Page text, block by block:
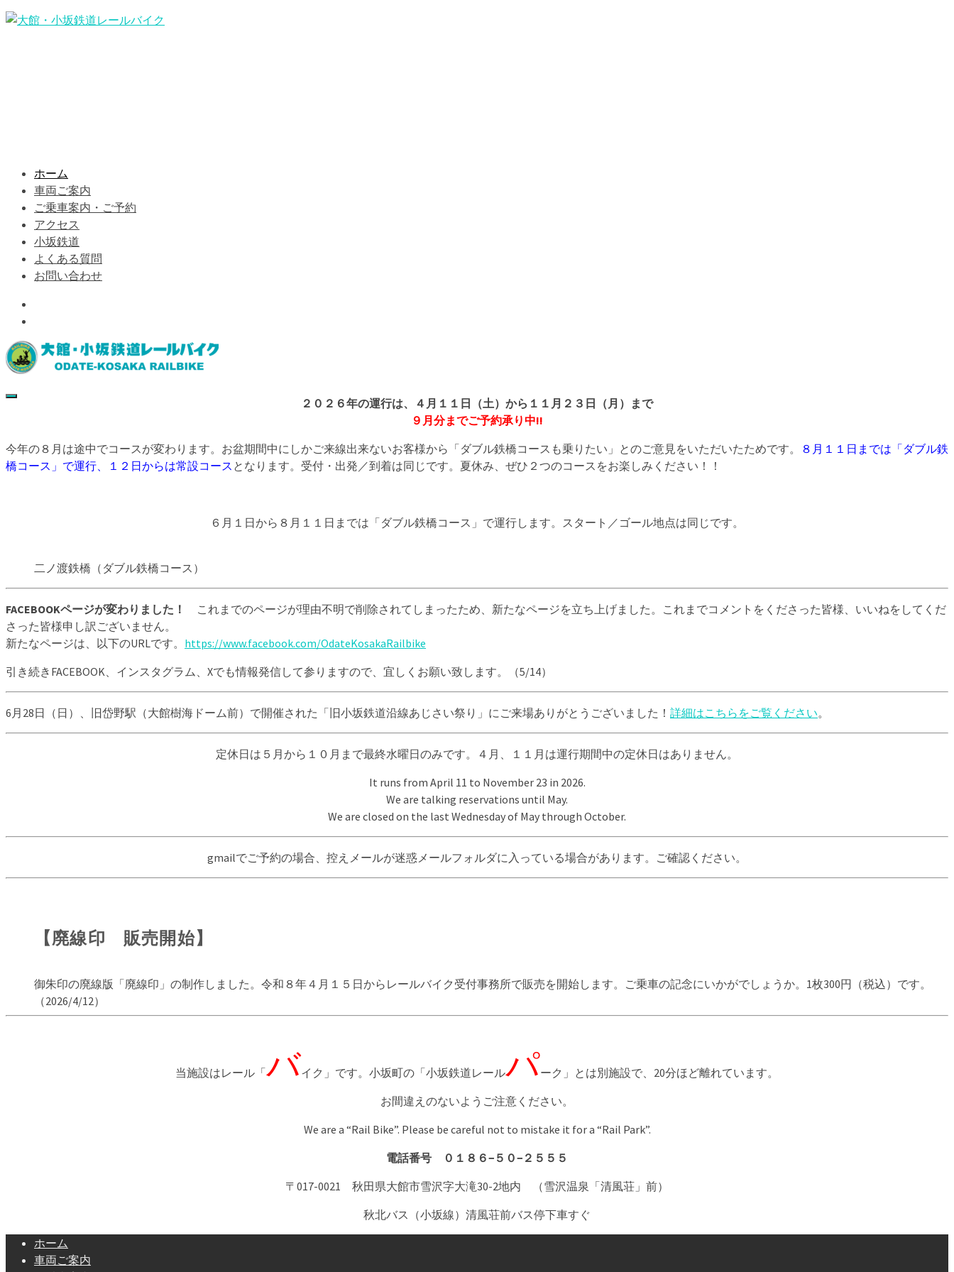
ホーム
車両ご案内
ご乗車案内・ご予約
アクセス
小坂鉄道
よくある質問
お問い合わせ
２０２６年の運行は、４月１１日（土）から１１月２３日（月）まで
９月分までご予約承り中!!
今年の８月は途中でコースが変わります。お盆期間中にしかご来線出来ないお客様から「ダブル鉄橋コースも乗りたい」とのご意見をいただいたためです。
８月１１日までは「ダブル鉄
橋コース」で運行、１２日からは常設コース となります。受付・出発／到着は同じです。夏休み、ぜひ２つのコースをお楽しみください！！
６月１日から８月１１日までは「ダブル鉄橋コース」で運行します。スタート／ゴール地点は同じです。
二ノ渡鉄橋（ダブル鉄橋コース）
FACEBOOKページが変わりました！
これまでのページが理由不明で削除されてしまったため、新たなページを立ち上げました。これまでコメントをくださった皆様、いいねをしてくだ
さった皆様申し訳ございません。
新たなページは、以下のURLです。 https://www.facebook.com/OdateKosakaRailbike
引き続きFACEBOOK、インスタグラム、Xでも情報発信して参りますので、宜しくお願い致します。（5/14）
6月28日（日）、旧岱野駅（大館樹海ドーム前）で開催された「旧小坂鉄道沿線あじさい祭り」にご来場ありがとうございました！ 詳細はこちらをご覧ください。
定休日は５月から１０月まで最終水曜日のみです。４月、１１月は運行期間中の定休日はありません。
It runs from April 11 to November 23 in 2026.
We are talking reservations until May.
We are closed on the last Wednesday of May through October.
gmailでご予約の場合、控えメールが迷惑メールフォルダに入っている場合があります。ご確認ください。
【廃線印 販売開始】
御朱印の廃線版「廃線印」の制作しました。令和８年４月１５日からレールバイク受付事務所で販売を開始します。ご乗車の記念にいかがでしょうか。1枚300円（税込）です。
（2026/4/12）
当施設はレール「バイク」です。小坂町の「小坂鉄道レールパーク」とは別施設で、20分ほど離れています。
お間違えのないようご注意ください。
We are a “Rail Bike”. Please be careful not to mistake it for a “Rail Park”.
電話番号 ０１８６−５０−２５５５
〒017-0021 秋田県大館市雪沢字大滝30-2地内 （雪沢温泉「清風荘」前）
秋北バス（小坂線）清風荘前バス停下車すぐ
ホーム
車両ご案内